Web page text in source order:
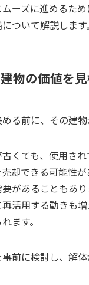
ーズに進めるた
ついて解説します。
物の価値を
る前に、その建
くても、使用さ
却できる可能性
があることもあ
活用する動きも
ます。
前に検討し、解